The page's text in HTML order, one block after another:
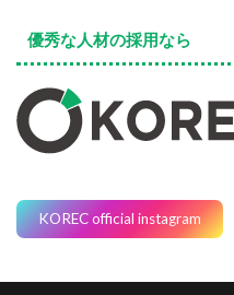
優秀な人材の採用なら
KOREC official instagram